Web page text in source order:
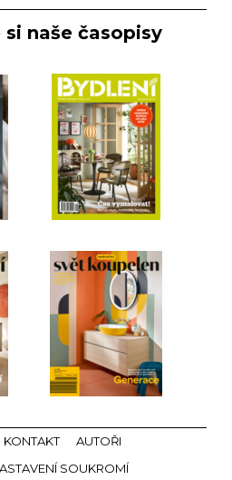
naše časopisy
KONTAKT
AUTOŘI
SOUKROMÍ